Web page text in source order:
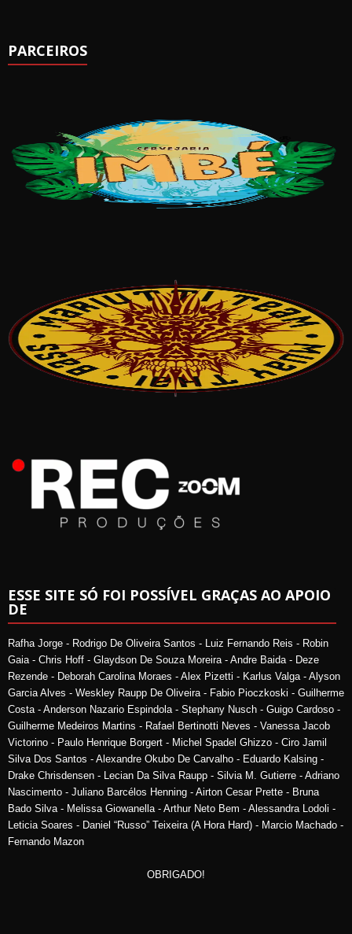
PARCEIROS
ESSE SITE SÓ FOI POSSÍVEL GRAÇAS AO APOIO
DE
Rafha Jorge - Rodrigo De Oliveira Santos - Luiz Fernando Reis - Robin
Gaia - Chris Hoff - Glaydson De Souza Moreira - Andre Baida - Deze
Rezende - Deborah Carolina Moraes - Alex Pizetti - Karlus Valga - Alyson
Garcia Alves - Weskley Raupp De Oliveira - Fabio Pioczkoski - Guilherme
Costa - Anderson Nazario Espindola - Stephany Nusch - Guigo Cardoso -
Guilherme Medeiros Martins - Rafael Bertinotti Neves - Vanessa Jacob
Victorino - Paulo Henrique Borgert - Michel Spadel Ghizzo - Ciro Jamil
Silva Dos Santos - Alexandre Okubo De Carvalho - Eduardo Kalsing -
Drake Chrisdensen - Lecian Da Silva Raupp - Silvia M. Gutierre - Adriano
Nascimento - Juliano Barcélos Henning - Airton Cesar Prette - Bruna
Bado Silva - Melissa Giowanella - Arthur Neto Bem - Alessandra Lodoli -
Leticia Soares - Daniel “Russo” Teixeira (A Hora Hard) - Marcio Machado -
Fernando Mazon
OBRIGADO!